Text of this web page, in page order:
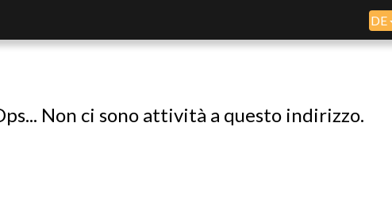
DE
Non ci sono attività a questo indirizzo.